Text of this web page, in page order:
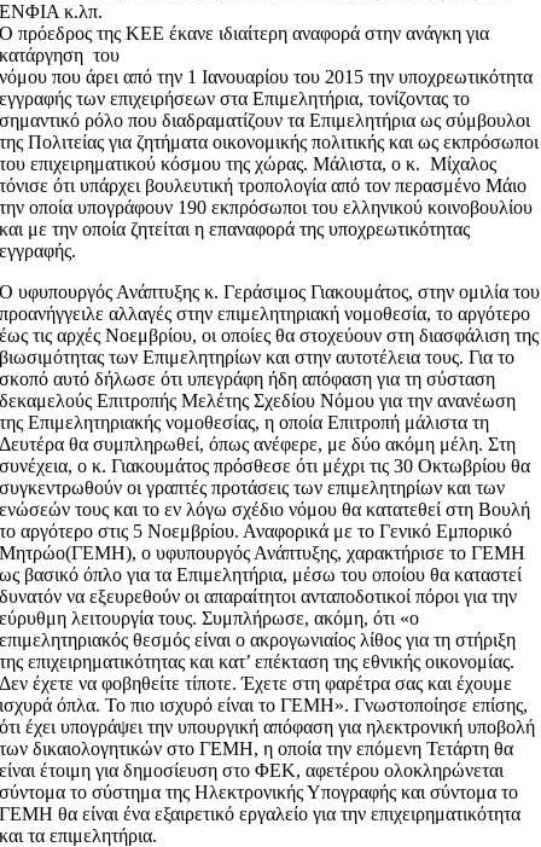
ΕΝΦΙΑ κ.λπ.
Ο πρόεδρος της ΚΕΕ έκανε ιδιαίτερη αναφορά στην ανάγκη για
κατάργηση του
νόμου που άρει από την 1 Ιανουαρίου του 2015 την υποχρεωτικότητα
εγγραφής των επιχειρήσεων στα Επιμελητήρια, τονίζοντας το
σημαντικό ρόλο που διαδραματίζουν τα Επιμελητήρια ως σύμβουλοι
της Πολιτείας για ζητήματα οικονομικής πολιτικής και ως εκπρόσωποι
του επιχειρηματικού κόσμου της χώρας. Μάλιστα, ο κ. Μίχαλος
τόνισε ότι υπάρχει βουλευτική τροπολογία από τον περασμένο Μάιο
την οποία υπογράφουν 190 εκπρόσωποι του ελληνικού κοινοβουλίου
και με την οποία ζητείται η επαναφορά της υποχρεωτικότητας
εγγραφής.
Ο υφυπουργός Ανάπτυξης κ. Γεράσιμος Γιακουμάτος, στην ομιλία του
προανήγγειλε αλλαγές στην επιμελητηριακή νομοθεσία, το αργότερο
έως τις αρχές Νοεμβρίου, οι οποίες θα στοχεύουν στη διασφάλιση της
βιωσιμότητας των Επιμελητηρίων και στην αυτοτέλεια τους. Για το
σκοπό αυτό δήλωσε ότι υπεγράφη ήδη απόφαση για τη σύσταση
δεκαμελούς Επιτροπής Μελέτης Σχεδίου Νόμου για την ανανέωση
της Επιμελητηριακής νομοθεσίας, η οποία Επιτροπή μάλιστα τη
Δευτέρα θα συμπληρωθεί, όπως ανέφερε, με δύο ακόμη μέλη. Στη
συνέχεια, ο κ. Γιακουμάτος πρόσθεσε ότι μέχρι τις 30 Οκτωβρίου θα
συγκεντρωθούν οι γραπτές προτάσεις των επιμελητηρίων και των
ενώσεών τους και το εν λόγω σχέδιο νόμου θα κατατεθεί στη Βουλή
το αργότερο στις 5 Νοεμβρίου. Αναφορικά με το Γενικό Εμπορικό
Μητρώο(ΓΕΜΗ), ο υφυπουργός Ανάπτυξης, χαρακτήρισε το ΓΕΜΗ
ως βασικό όπλο για τα Επιμελητήρια, μέσω του οποίου θα καταστεί
δυνατόν να εξευρεθούν οι απαραίτητοι ανταποδοτικοί πόροι για την
εύρυθμη λειτουργία τους. Συμπλήρωσε, ακόμη, ότι «ο
επιμελητηριακός θεσμός είναι ο ακρογωνιαίος λίθος για τη στήριξη
της επιχειρηματικότητας και κατ’ επέκταση της εθνικής οικονομίας.
Δεν έχετε να φοβηθείτε τίποτε. Έχετε στη φαρέτρα σας και έχουμε
ισχυρά όπλα. Το πιο ισχυρό είναι το ΓΕΜΗ». Γνωστοποίησε επίσης,
ότι έχει υπογράψει την υπουργική απόφαση για ηλεκτρονική υποβολή
των δικαιολογητικών στο ΓΕΜΗ, η οποία την επόμενη Τετάρτη θα
είναι έτοιμη για δημοσίευση στο ΦΕΚ, αφετέρου ολοκληρώνεται
σύντομα το σύστημα της Ηλεκτρονικής Υπογραφής και σύντομα το
ΓΕΜΗ θα είναι ένα εξαιρετικό εργαλείο για την επιχειρηματικότητα
και τα επιμελητήρια.